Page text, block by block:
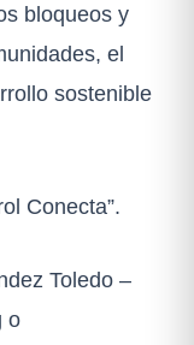
bloqueos y
el
sostenible
Conecta”.
Toledo –
o